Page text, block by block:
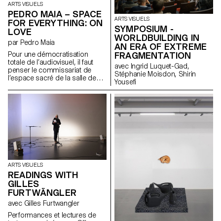
lieux, pour les retrouver; des
cartes postales d'un paysage
fragile et en constante
évolution.
ARTS VISUELS
PEDRO MAIA – SPACE
FOR EVERYTHING: ON
LOVE
par Pedro Maia
Pour une démocratisation
totale de l’audiovisuel, il faut
penser le commissariat de
l’espace sacré de la salle de
l’intentionnalité des films
intuition ne leur donne pas
intrinsèquement le droit à une
telle reconnaissance. Des
matériaux d’origines très
variées (réels, films familiaux,
TV, vidéos YouTube, etc.) sont
également capables de détenir
les qualités éclairantes d’un
projet pensé
cinématographiquement dès
son origine. Ce projet
curatorial, réfléchi autour du
thème de l’amour, cherche à
ARTS VISUELS
SYMPOSIUM -
WORLDBUILDING IN
AN ERA OF EXTREME
FRAGMENTATION
avec Ingrid Luquet-Gad,
Stéphanie Moisdon, Shirin
Yousefi
ARTS VISUELS
READINGS WITH
GILLES
FURTWÄNGLER
avec Gilles Furtwangler
Performances et lectures de